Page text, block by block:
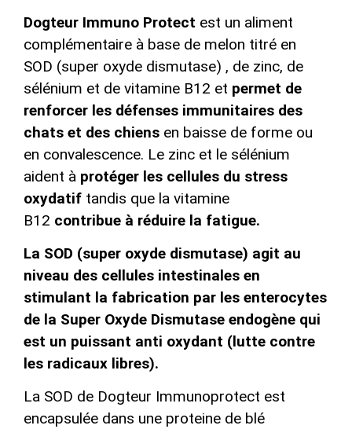
Dogteur Immuno Protect est un aliment
complémentaire à base de melon titré en
SOD (super oxyde dismutase) , de zinc, de
sélénium et de vitamine B12 et permet de
renforcer les défenses immunitaires des
chats et des chiens en baisse de forme ou
en convalescence. Le zinc et le sélénium
aident à protéger les cellules du stress
oxydatif tandis que la vitamine
B12 contribue à réduire la fatigue.
La SOD (super oxyde dismutase) agit au
niveau des cellules intestinales en
stimulant la fabrication par les enterocytes
de la Super Oxyde Dismutase endogène qui
est un puissant anti oxydant (lutte contre
les radicaux libres).
La SOD de Dogteur Immunoprotect est
encapsulée dans une proteine de blé